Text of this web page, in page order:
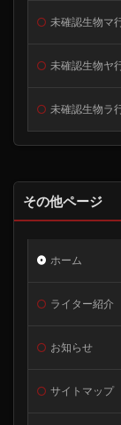
未確認生物マ
未確認生物ヤ
未確認生物ラ
その他ページ
ホーム
ライター紹介
お知らせ
サイトマップ